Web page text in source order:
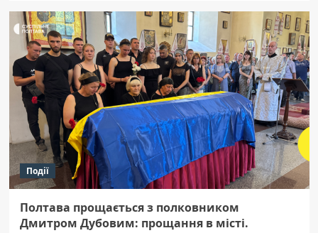
Події
Полтава прощається з полковником
Дмитром Дубовим: прощання в місті.